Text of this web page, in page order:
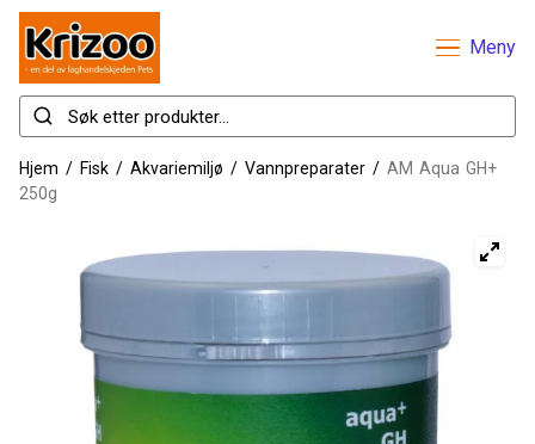
Meny
Hjem / Fisk / Akvariemiljø / Vannpreparater / AM Aqua GH+
250g